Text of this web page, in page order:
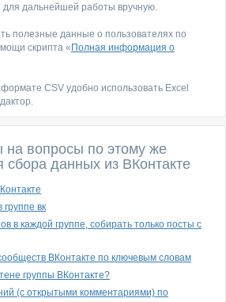
для дальнейшей работы вручную.
полезные данные о пользователях по
скрипта « Полная информация о
CSV удобно использовать Excel
на вопросы по этому же
данных из ВКонтакте
вк
в каждой группе, собирать только посты с
ВКонтакте по ключевым словам
группы ВКонтакте?
(с открытыми комментариями) по